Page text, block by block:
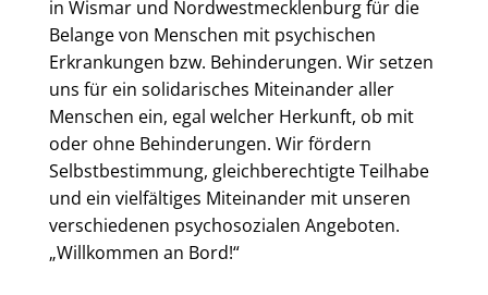
in Wismar und Nordwestmecklenburg für die
Belange von Menschen mit psychischen
Erkrankungen bzw. Behinderungen. Wir setzen
uns für ein solidarisches Miteinander aller
Menschen ein, egal welcher Herkunft, ob mit
oder ohne Behinderungen. Wir fördern
Selbstbestimmung, gleichberechtigte Teilhabe
und ein vielfältiges Miteinander mit unseren
verschiedenen psychosozialen Angeboten.
„Willkommen an Bord!“